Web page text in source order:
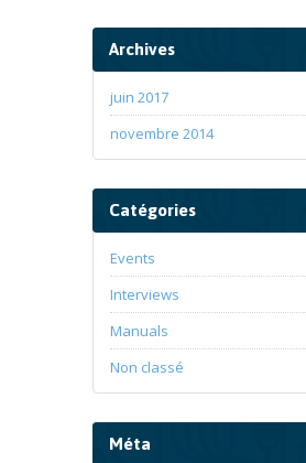
Archives
juin 2017
novembre 2014
Catégories
Events
Interviews
Manuals
Non classé
Méta